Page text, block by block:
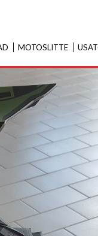
MOTOSLITTE